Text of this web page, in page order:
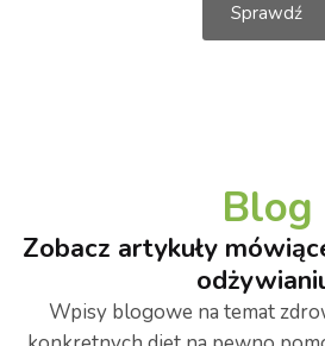
Sprawdź
Blog
Zobacz artykuły
Wpisy blogowe na temat